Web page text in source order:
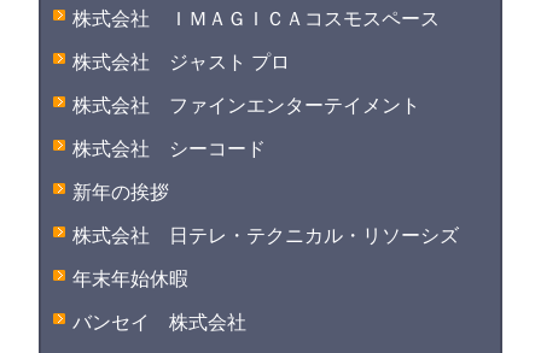
株式会社 ＩＭＡＧＩＣＡコスモスペース
株式会社 ジャスト プロ
株式会社 ファインエンターテイメント
株式会社 シーコード
新年の挨拶
株式会社 日テレ・テクニカル・リソーシズ
年末年始休暇
バンセイ 株式会社